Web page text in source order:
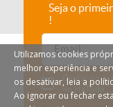
Seja o
!
Declaro que
do HáTudo.
Utilizamos cookies
melhor experiência e
os desativar, leia a
Ao ignorar ou fechar